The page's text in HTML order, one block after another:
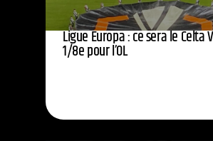
Ligue Europa : ce sera le Celta
1/8e pour l’OL